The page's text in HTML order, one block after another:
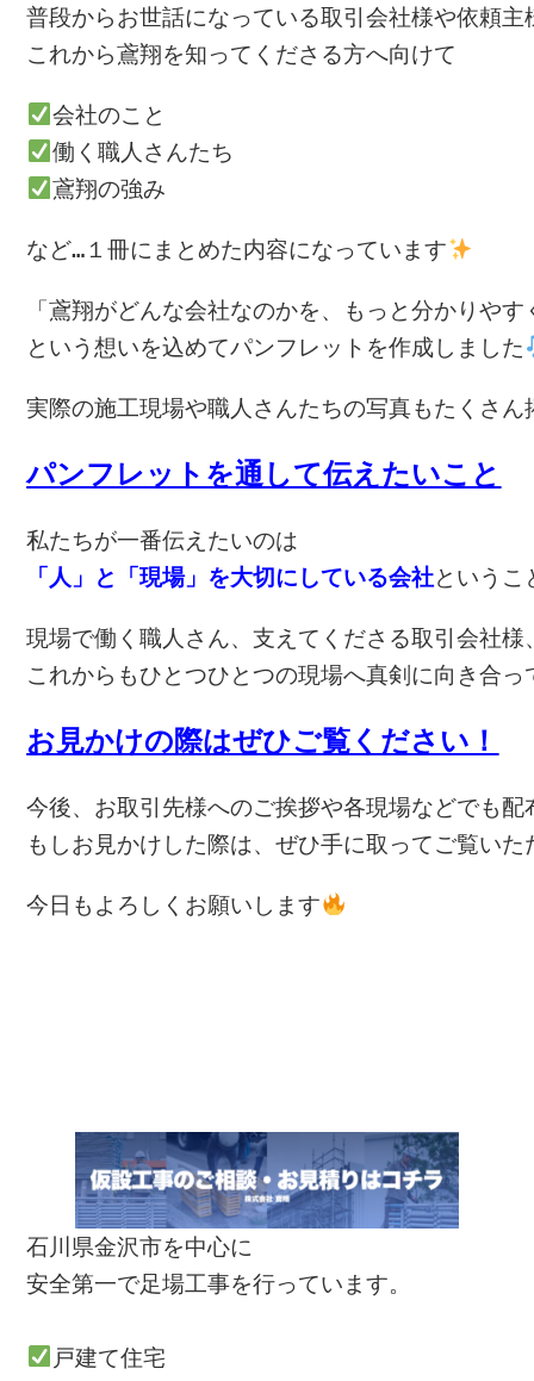
普段からお世話になっている取引会社様や依頼主
これから鳶翔を知ってくださる方へ向けて
会社のこと
働く職人さんたち
鳶翔の強み
など…１冊にまとめた内容になっています
「鳶翔がどんな会社なのかを、もっと分かりや
という想いを込めてパンフレットを作成しました
実際の施工現場や職人さんたちの写真もたくさん
パンフレットを通して伝えたいこと
私たちが一番伝えたいのは
「人」と「現場」を大切にしている会社というこ
現場で働く職人さん、支えてくださる取引会社
これからもひとつひとつの現場へ真剣に向き合っ
お見かけの際はぜひご覧ください！
今後、お取引先様へのご挨拶や各現場などでも配
もしお見かけした際は、ぜひ手に取ってご覧い
今日もよろしくお願いします
石川県金沢市を中心に
安全第一で足場工事を行っています。